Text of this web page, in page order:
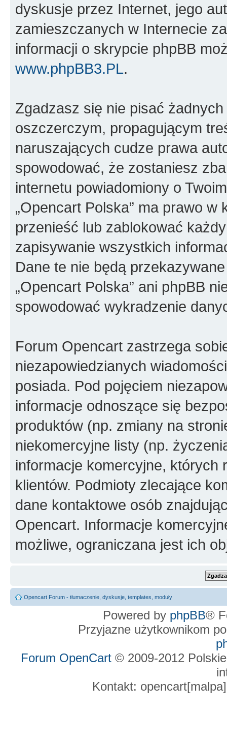
dyskusje przez Internet, jego
zamieszczanych w Internecie
informacji o skrypcie phpBB
www.phpBB3.PL.
Zgadzasz się nie pisać
oszczerczym, propagującym
naruszających cudze prawa
spowodować, że zostaniesz
internetu powiadomiony o
„Opencart Polska” ma prawo
przenieść lub zablokować
zapisywanie wszystkich
Dane te nie będą
„Opencart Polska” ani phpBB
spowodować wykradzenie
Forum Opencart zastrzega
niezapowiedzianych
posiada. Pod pojęciem
informacje odnoszące się
produktów (np. zmiany na
niekomercyjne listy (np.
informacje komercyjne, których
klientów. Podmioty zlecające
dane kontaktowe osób
Opencart. Informacje
możliwe, ograniczana jest ich
Opencart Forum - tłumaczenie, dyskusje, templates, moduły
Powered by phpBB®
Przyjazne użytkownikom
Forum OpenCart © 2009-2012
Kontakt: